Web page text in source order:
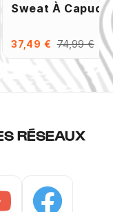
Sweat À
37,49 € 74,99 €
RÉSEAUX